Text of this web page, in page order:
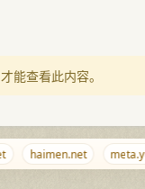
才能查看此内容。
haimen.net meta.yun